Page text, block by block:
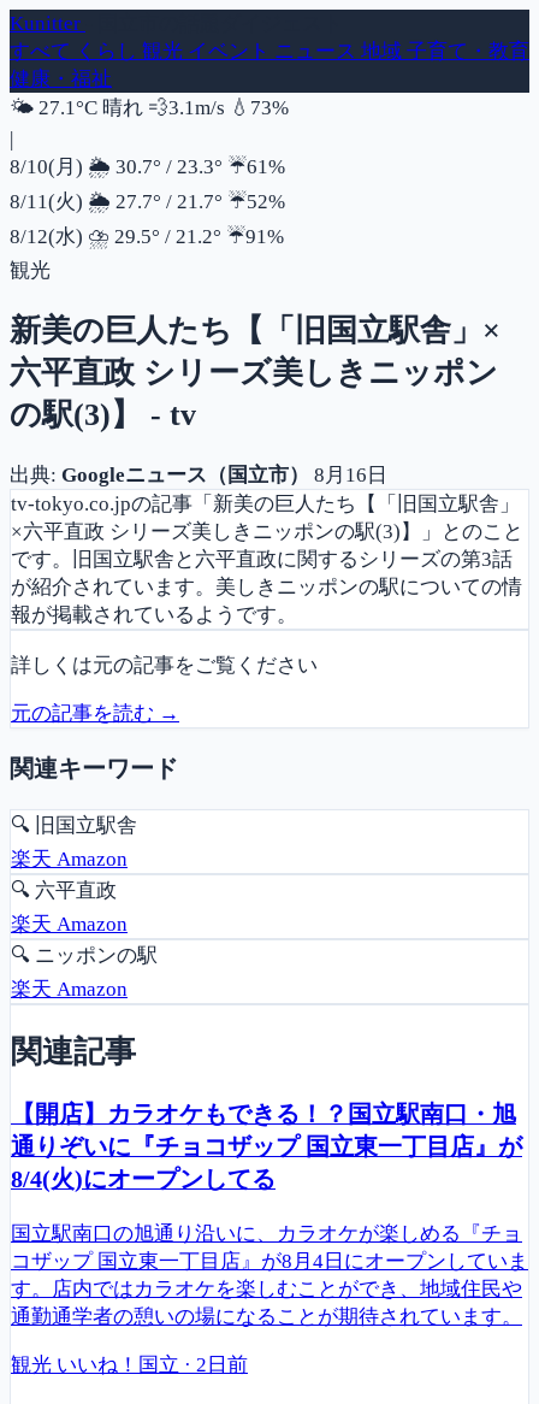
Kunitter
すべて くらし 観光 イベント ニュース 地域 子育て・教育
健康・福祉
🌤️ 27.1°C 晴れ 💨風速
3.1m/s 💧 湿度
73%
|
8/10(月) 🌦️ 30.7° / 23.3° ☔降水確率
61%
8/11(火) 🌦️ 27.7° / 21.7° ☔降水確率
52%
8/12(水) ⛈️ 29.5° / 21.2° ☔降水確率
91%
観光
新美の巨人たち【「旧国立駅舎」×
六平直政 シリーズ美しきニッポン
の駅(3)】 - tv
出典: Googleニュース（国立市）
8月16日
tv-tokyo.co.jpの記事「新美の巨人たち【「旧国立駅舎」
×六平直政 シリーズ美しきニッポンの駅(3)】」とのこと
です。旧国立駅舎と六平直政に関するシリーズの第3話
が紹介されています。美しきニッポンの駅についての情
報が掲載されているようです。
詳しくは元の記事をご覧ください
元の記事を読む →
関連キーワード
🔍 旧国立駅舎
楽天 Amazon
🔍 六平直政
楽天 Amazon
🔍 ニッポンの駅
楽天 Amazon
関連記事
【開店】カラオケもできる！？国立駅南口・旭
通りぞいに『チョコザップ 国立東一丁目店』が
8/4(火)にオープンしてる
国立駅南口の旭通り沿いに、カラオケが楽しめる『チョ
コザップ 国立東一丁目店』が8月4日にオープンしていま
す。店内ではカラオケを楽しむことができ、地域住民や
通勤通学者の憩いの場になることが期待されています。
観光 いいね！国立 · 2日前